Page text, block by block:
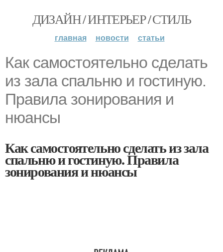
ДИЗАЙН / ИНТЕРЬЕР / СТИЛЬ
главная новости статьи
Как самостоятельно сделать
из зала спальню и гостиную.
Правила зонирования и
нюансы
Как самостоятельно сделать из зала
спальню и гостиную. Правила
зонирования и нюансы